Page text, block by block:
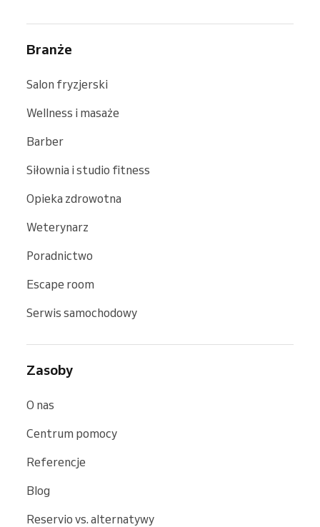
Branże
Salon fryzjerski
Wellness i masaże
Barber
Siłownia i studio fitness
Opieka zdrowotna
Weterynarz
Poradnictwo
Escape room
Serwis samochodowy
Zasoby
O nas
Centrum pomocy
Referencje
Blog
Reservio vs. alternatywy